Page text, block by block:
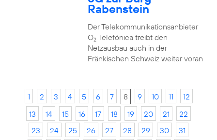
Rabenstein
Der Telekommunikationsanbieter
O2Telefónica treibt den
Netzausbau auch in der
Fränkischen Schweiz weiter voran
1 2 3 4 5 6 7 8 9 10 11
12
13
14 15 16 17 18 19 20 21
22
23
24 25 26 27 28 29 30
31